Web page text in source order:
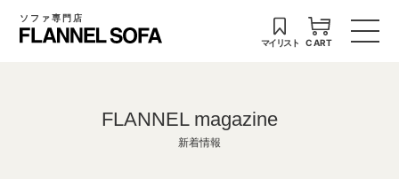
ソファ専門店
マイリスト CART
FLANNEL magazine
新着情報